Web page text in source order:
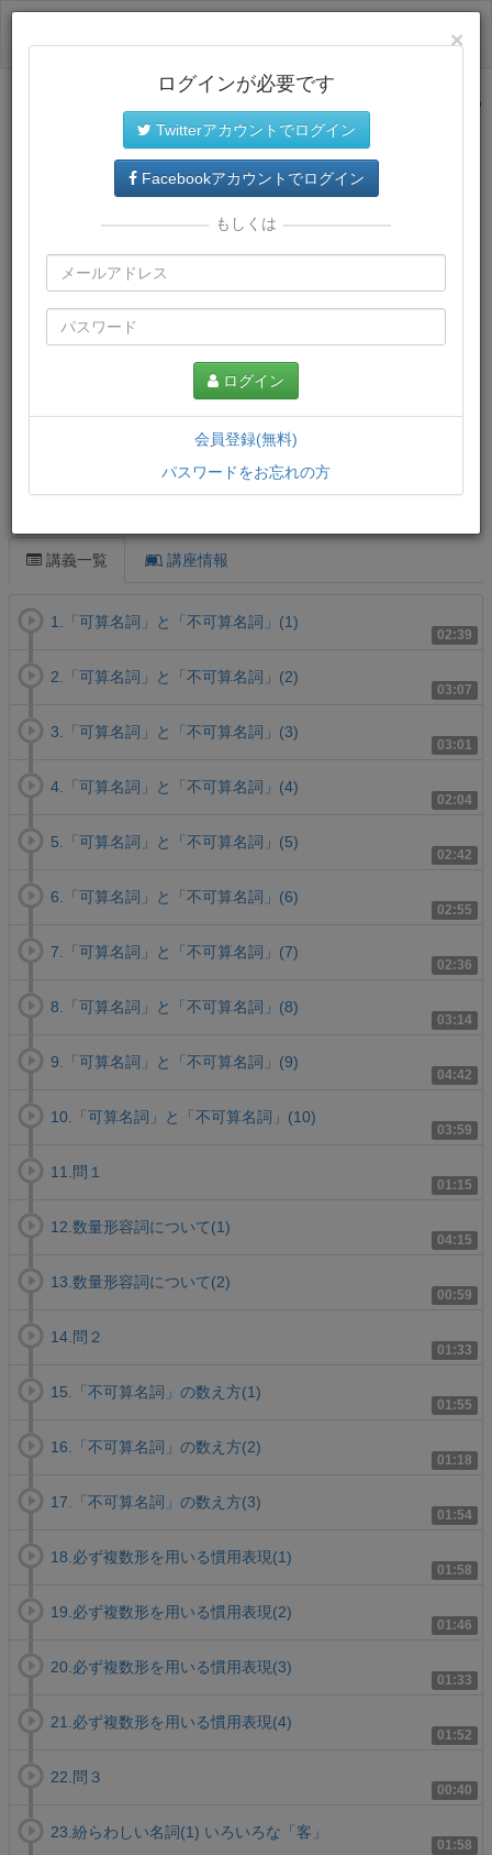
サイトトップに戻る
プレミアム会員では、教材がダウンロードでき、快適な動画
再生環境が提供されます。
講義一覧 講座情報
02:39
1.「可算名詞」と「不可算名詞」(1)
03:07
2.「可算名詞」と「不可算名詞」(2)
03:01
3.「可算名詞」と「不可算名詞」(3)
02:04
4.「可算名詞」と「不可算名詞」(4)
02:42
5.「可算名詞」と「不可算名詞」(5)
02:55
6.「可算名詞」と「不可算名詞」(6)
02:36
7.「可算名詞」と「不可算名詞」(7)
03:14
8.「可算名詞」と「不可算名詞」(8)
04:42
9.「可算名詞」と「不可算名詞」(9)
03:59
10.「可算名詞」と「不可算名詞」(10)
01:15
11.問１
04:15
12.数量形容詞について(1)
00:59
13.数量形容詞について(2)
01:33
14.問２
01:55
15.「不可算名詞」の数え方(1)
01:18
16.「不可算名詞」の数え方(2)
01:54
17.「不可算名詞」の数え方(3)
01:58
18.必ず複数形を用いる慣用表現(1)
01:46
19.必ず複数形を用いる慣用表現(2)
01:33
20.必ず複数形を用いる慣用表現(3)
01:52
21.必ず複数形を用いる慣用表現(4)
00:40
22.問３
01:58
23.紛らわしい名詞(1) いろいろな「客」
×
ログインが必要です
Twitterアカウントでログイン
Facebookアカウントでログイン
もしくは
ログイン
会員登録(無料)
パスワードをお忘れの方